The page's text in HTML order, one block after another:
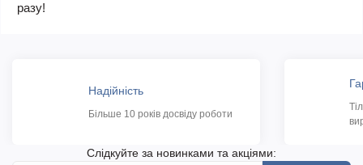
разу!
Надійність
Більше 10 років досвіду роботи
Слідкуйте за новинками та акціями: